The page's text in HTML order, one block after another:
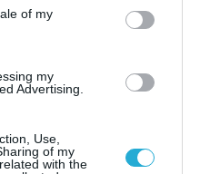
of my
my
Advertising.
Use,
of my
with the
δείχνει το «ταμείο»